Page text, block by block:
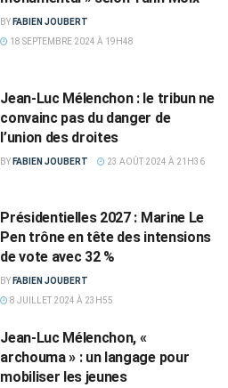
BY FABIEN JOUBERT
18 SEPTEMBRE 2024 À 19H48
Jean-Luc Mélenchon : le tribun ne
convainc pas du danger de
l’union des droites
BY FABIEN JOUBERT 23 AOÛT 2024 À 21H36
Présidentielles 2027 : Marine Le
Pen trône en tête des intensions
de vote avec 32 %
BY FABIEN JOUBERT
8 JUILLET 2024 À 23H55
Jean-Luc Mélenchon, «
archouma » : un langage pour
mobiliser les jeunes